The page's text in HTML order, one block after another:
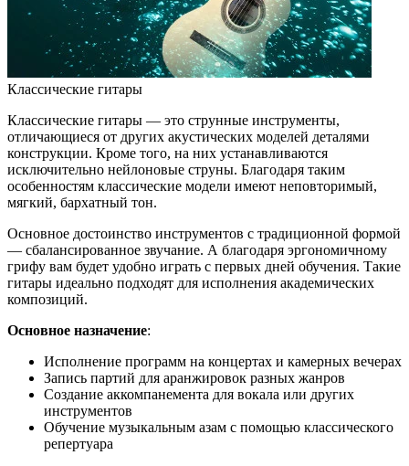
Классические гитары
Классические гитары — это струнные инструменты,
отличающиеся от других акустических моделей деталями
конструкции. Кроме того, на них устанавливаются
исключительно нейлоновые струны. Благодаря таким
особенностям классические модели имеют неповторимый,
мягкий, бархатный тон.
Основное достоинство инструментов с традиционной формой
— сбалансированное звучание. А благодаря эргономичному
грифу вам будет удобно играть с первых дней обучения. Такие
гитары идеально подходят для исполнения академических
композиций.
Основное назначение:
Исполнение программ на концертах и камерных вечерах
Запись партий для аранжировок разных жанров
Создание аккомпанемента для вокала или других
инструментов
Обучение музыкальным азам с помощью классического
репертуара